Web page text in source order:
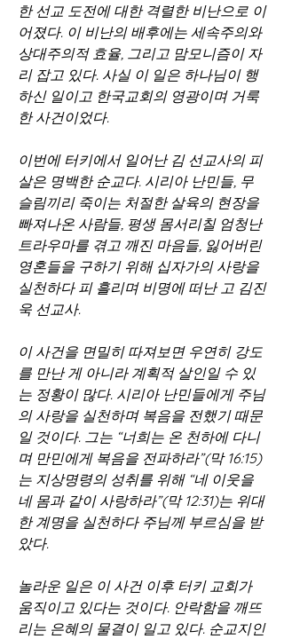
한 선교 도전에 대한 격렬한 비난으로 이
어졌다. 이 비난의 배후에는 세속주의와
상대주의적 효율, 그리고 맘모니즘이 자
리 잡고 있다. 사실 이 일은 하나님이 행
하신 일이고 한국교회의 영광이며 거룩
한 사건이었다.
이번에 터키에서 일어난 김 선교사의 피
살은 명백한 순교다. 시리아 난민들, 무
슬림끼리 죽이는 처절한 살육의 현장을
빠져나온 사람들, 평생 몸서리칠 엄청난
트라우마를 겪고 깨진 마음들, 잃어버린
영혼들을 구하기 위해 십자가의 사랑을
실천하다 피 흘리며 비명에 떠난 고 김진
욱 선교사.
이 사건을 면밀히 따져보면 우연히 강도
를 만난 게 아니라 계획적 살인일 수 있
는 정황이 많다. 시리아 난민들에게 주님
의 사랑을 실천하며 복음을 전했기 때문
일 것이다. 그는 “너희는 온 천하에 다니
며 만민에게 복음을 전파하라”(막 16:15)
는 지상명령의 성취를 위해 “네 이웃을
네 몸과 같이 사랑하라”(막 12:31)는 위대
한 계명을 실천하다 주님께 부르심을 받
았다.
놀라운 일은 이 사건 이후 터키 교회가
움직이고 있다는 것이다. 안락함을 깨뜨
리는 은혜의 물결이 일고 있다. 순교지인